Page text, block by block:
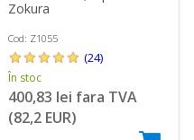
Zokura
Cod: Z1055
(24)
În stoc
400,83 lei fara TVA
(82,2 EUR)